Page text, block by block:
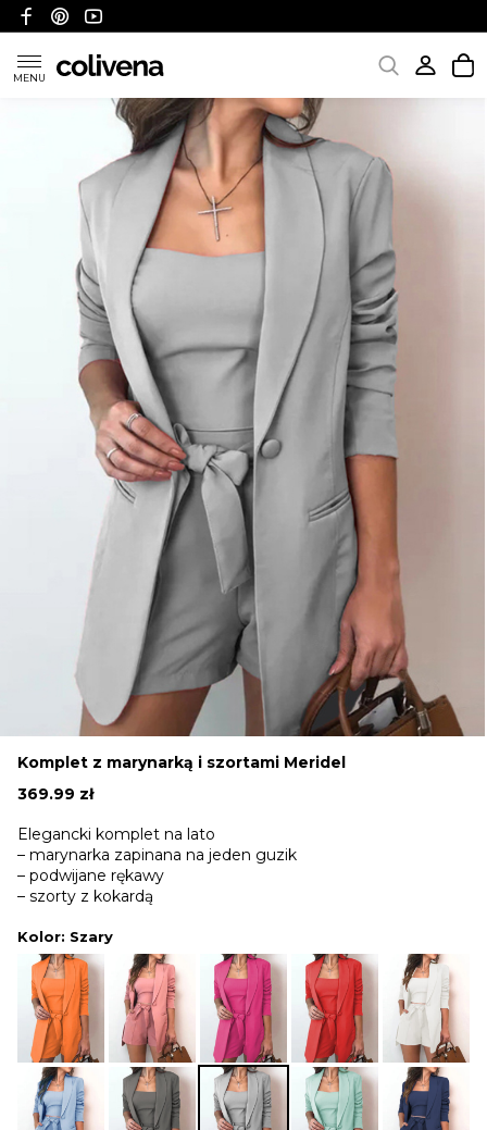
MENU
KATEGORIE
POLITYKA WYSYŁKI
POLITYKA ZWROTÓW I REFUNDACJI
Komplet z marynarką i szortami Meridel
369.99 zł
Elegancki komplet na lato
– marynarka zapinana na jeden guzik
– podwijane rękawy
– szorty z kokardą
Kolor: Szary